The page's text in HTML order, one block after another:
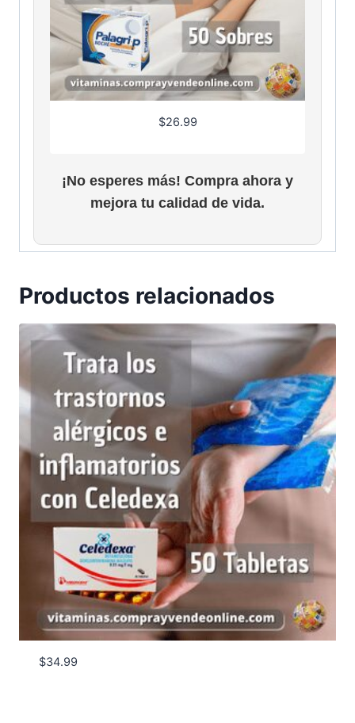
$26.99
¡No esperes más! Compra ahora y
mejora tu calidad de vida.
Productos relacionados
$34.99